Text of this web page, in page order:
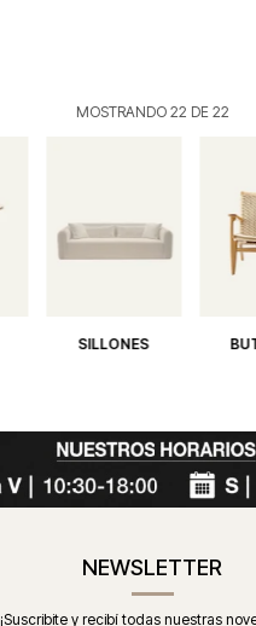
MOSTRANDO 22 DE 22
SILLONES
NEWSLETTER
¡Suscribite y recibí todas nuestras